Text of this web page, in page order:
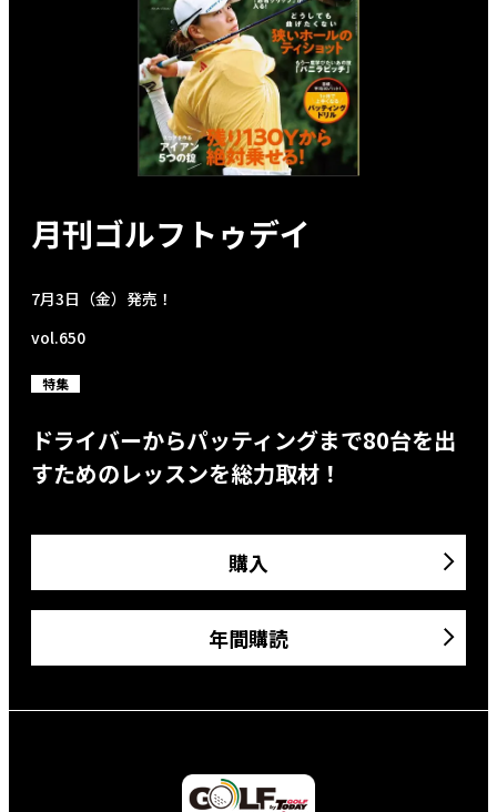
月刊ゴルフトゥデイ
7月3日（金）発売！
vol.650
特集
ドライバーからパッティングまで80台を出
すためのレッスンを総力取材！
購入
年間購読